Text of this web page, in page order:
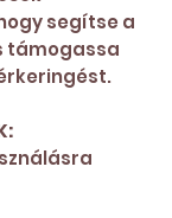
segítse a
támogassa